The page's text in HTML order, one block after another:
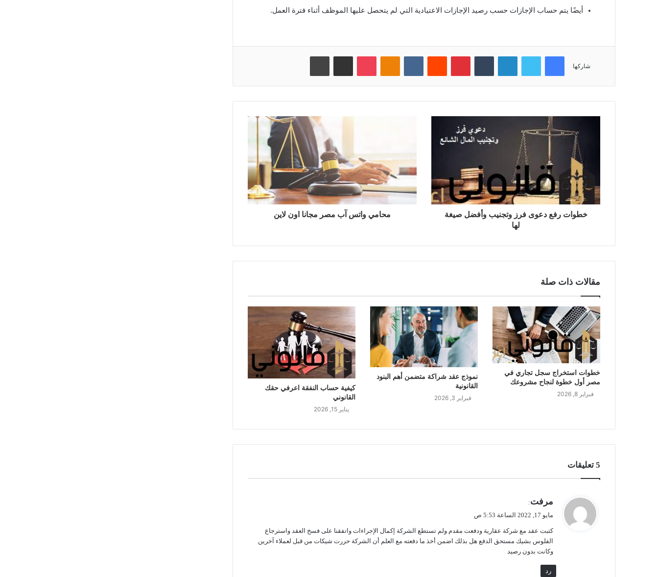
أيضًا يتم حساب الإجازات حسب رصيد الإجازات الاعتيادية التي لم يتحصل عليها الموظف أثناء فترة العمل.
شاركها
فيسبوك لينكدإن بينتيريست بوكيت
خطوات رفع دعوى فرز وتجنيب وأفضل صيغة
لها
محامي واتس آب مصر مجانا اون لاين
مقالات ذات صلة
خطوات استخراج سجل تجاري في
مصر أول خطوة لنجاح مشروعك
فبراير 8, 2026
نموذج عقد شراكة متضمن أهم البنود
القانونية
فبراير 3, 2026
كيفية حساب النفقة اعرفي حقك
القانوني
يناير 15, 2026
‫5 تعليقات
ل
مرفت:
مايو 17, 2022 الساعة 5:53 ص
كتبت عقد مع شركة عقارية ودفعت مقدم ولم تستطع الشركة إكمال الإجراءات واتفقنا على فسخ العقد واسترجاع
الفلوس بشيك مستحق الدفع هل بذلك اضمن أخذ ما دفعته مع العلم أن الشركة حررت شيكات من قبل لعملاء آخرين
وكانت بدون رصيد
رد